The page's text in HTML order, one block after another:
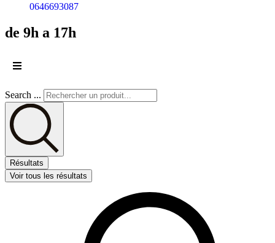
0646693087
de 9h a 17h
Search ...
Résultats
Voir tous les résultats